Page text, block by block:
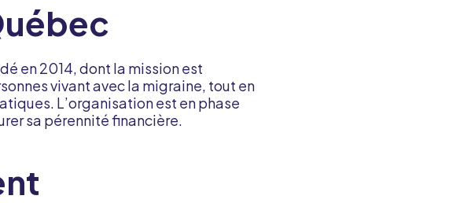
en 2014, dont la mission est
vivant avec la migraine, tout en
L’organisation est en phase
sa pérennité financière.